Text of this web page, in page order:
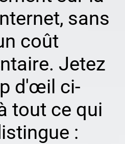
sans
coût
Jetez
d'œil ci-
tout ce qui
: